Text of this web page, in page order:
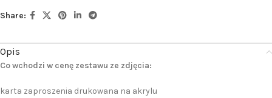
Share:
Opis
Co wchodzi w cenę zestawu ze zdjęcia:
karta zaproszenia drukowana na akrylu